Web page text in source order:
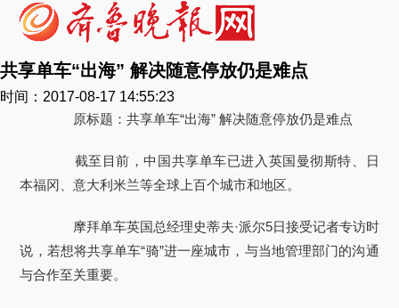
共享单车“出海” 解决随意停放仍是难点
时间：2017-08-17 14:55:23
原标题：共享单车“出海” 解决随意停放仍是难点
截至目前，中国共享单车已进入英国曼彻斯特、日
本福冈、意大利米兰等全球上百个城市和地区。
摩拜单车英国总经理史蒂夫·派尔5日接受记者专访时
说，若想将共享单车“骑”进一座城市，与当地管理部门的沟通
与合作至关重要。